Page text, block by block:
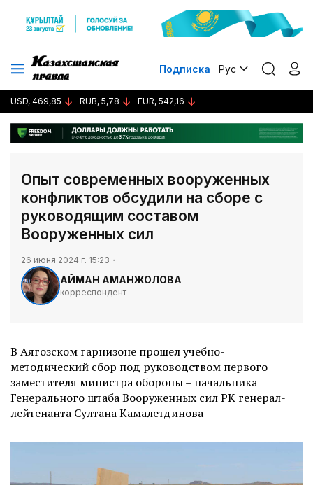
Подписка Рус
USD, 469,85 RUB, 5,78 EUR, 542,16
Опыт современных вооруженных
конфликтов обсудили на сборе с
руководящим составом
Вооруженных сил
26 июня 2024 г. 15:23
АЙМАН АМАНЖОЛОВА
корреспондент
В Аягозском гарнизоне прошел учебно-
методический сбор под руководством первого
заместителя министра обороны – начальника
Генерального штаба Вооруженных сил РК генерал-
лейтенанта Султана Камалетдинова